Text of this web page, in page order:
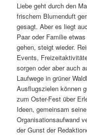
Liebe geht durch den
frischem Blumenduft
gesagt. Aber es liegt
Paar oder Familie
gehen, steigt wieder.
Events,
sorgen oder aber auch
Laufwege in grüner
Ausflugszielen können
zum Oster-Fest über
Ideen, gemeinsam
Organisationsaufwand
der Gunst der